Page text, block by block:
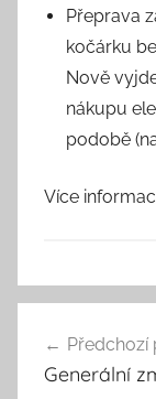
Přeprava
kočárku
Nově
nákupu
podobě
Více
U
a
pro
Předchozí
Generální